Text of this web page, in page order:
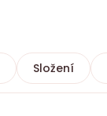
Složení